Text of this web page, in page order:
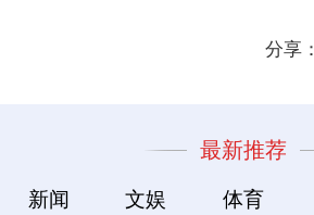
分享：
最新推荐
新闻 文娱 体育